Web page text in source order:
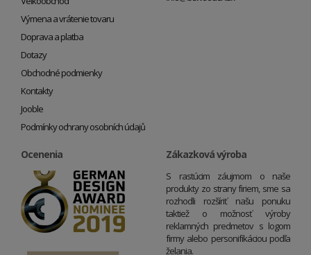
Výmena a vrátenie tovaru
Doprava a platba
Dotazy
Obchodné podmienky
Kontakty
Jooble
Podmínky ochrany osobních údajů
Ocenenia Zákazková výroba
S rastúcim záujmom o naše
produkty zo strany firiem, sme sa
rozhodli rozšíriť našu ponuku
taktiež o možnosť výroby
reklamných predmetov s logom
firmy alebo personifikáciou podľa
želania.